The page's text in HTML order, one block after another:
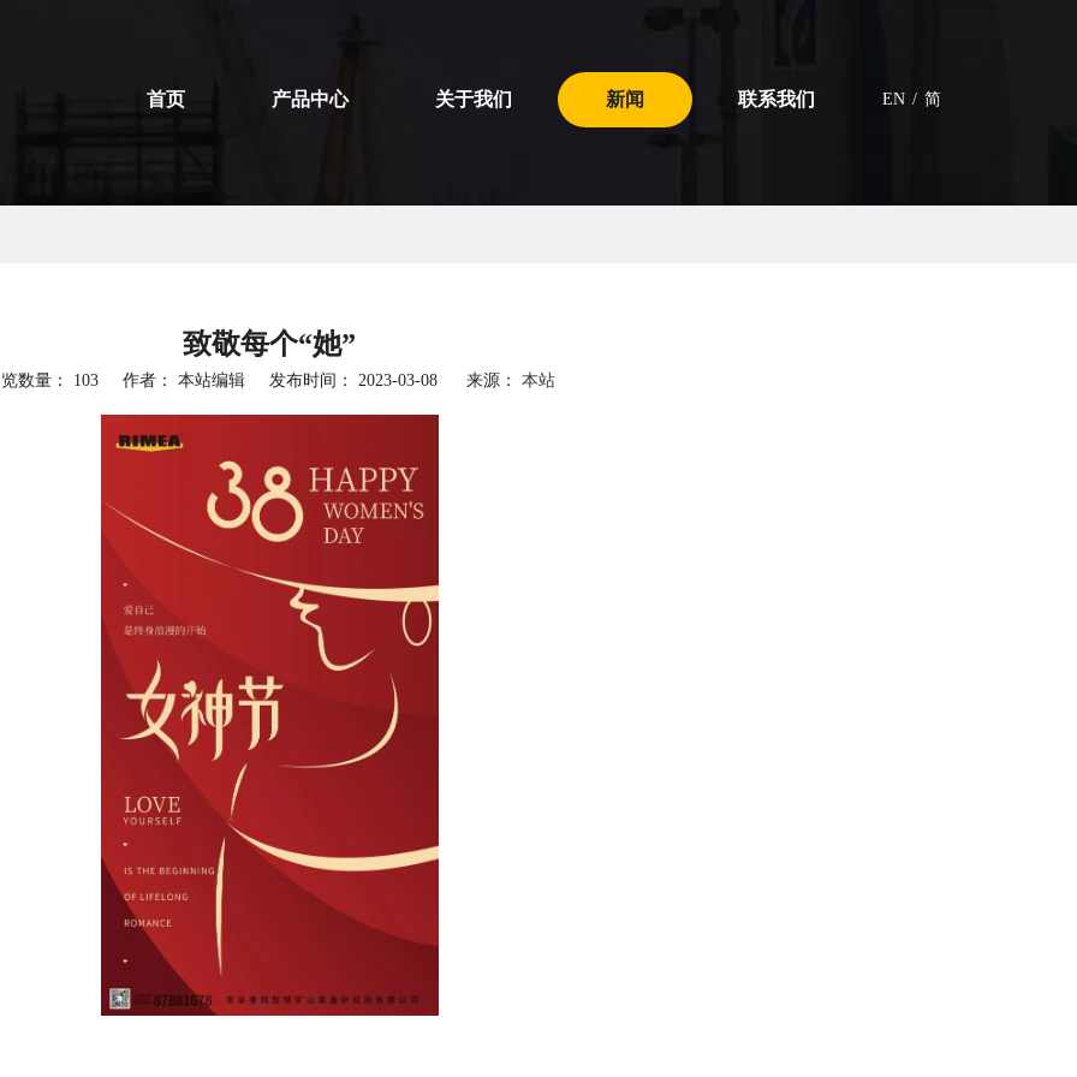
首页 产品中心 关于我们 新闻 联系我们 EN / 简
致敬每个“她”
数量： 103作者： 本站编辑 发布时间： 2023-03-08 来源： 本站